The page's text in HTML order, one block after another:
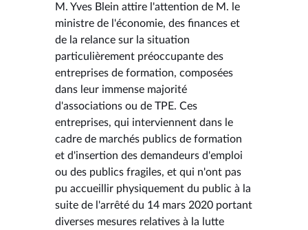
M. Yves Blein attire l'attention de M. le
ministre de l'économie, des finances et
de la relance sur la situation
particulièrement préoccupante des
entreprises de formation, composées
dans leur immense majorité
d'associations ou de TPE. Ces
entreprises, qui interviennent dans le
cadre de marchés publics de formation
et d'insertion des demandeurs d'emploi
ou des publics fragiles, et qui n'ont pas
pu accueillir physiquement du public à la
suite de l'arrêté du 14 mars 2020 portant
diverses mesures relatives à la lutte